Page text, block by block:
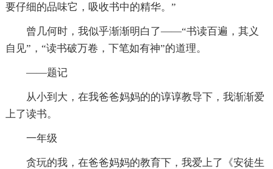
要仔细的品味它，吸收书中的精华。”
曾几何时，我似乎渐渐明白了——“书读百遍，其义
自见”，“读书破万卷，下笔如有神”的道理。
——题记
从小到大，在我爸爸妈妈的的谆谆教导下，我渐渐爱
上了读书。
一年级
贪玩的我，在爸爸妈妈的教育下，我爱上了《安徒生